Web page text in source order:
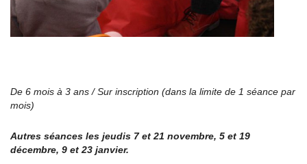
De 6 mois à 3 ans / Sur inscription (dans la limite de 1 séance par
mois)
Autres séances les jeudis 7 et 21 novembre, 5 et 19
décembre, 9 et 23 janvier.